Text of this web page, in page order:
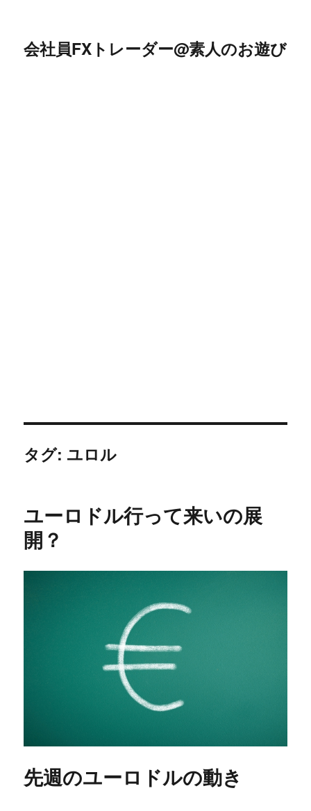
会社員FXトレーダー@素人のお遊び
タグ: ユロル
ユーロドル行って来いの展
開？
先週のユーロドルの動き